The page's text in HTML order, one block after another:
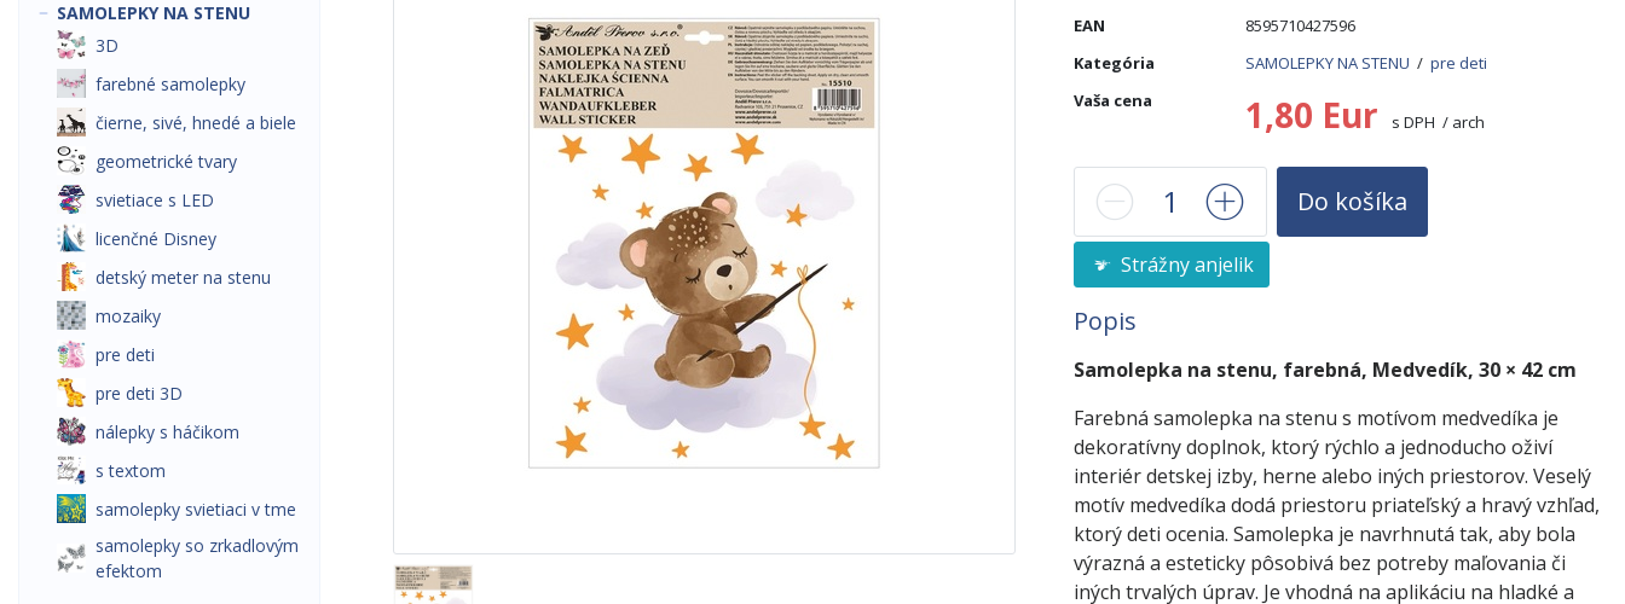
SAMOLEPKY NA STENU
3D
farebné samolepky
čierne, sivé, hnedé a biele
geometrické tvary
svietiace s LED
licenčné Disney
detský meter na stenu
mozaiky
pre deti
pre deti 3D
nálepky s háčikom
s textom
samolepky svietiaci v tme
samolepky so zrkadlovým
efektom
EAN
8595710427596
Kategória
SAMOLEPKY NA STENU / pre deti
Vaša cena
1,80 Eur s DPH / arch
Do košíka
Strážny anjelik
Popis
Samolepka na stenu, farebná, Medvedík, 30 × 42 cm
Farebná samolepka na stenu s motívom medvedíka je
dekoratívny doplnok, ktorý rýchlo a jednoducho oživí
interiér detskej izby, herne alebo iných priestorov. Veselý
motív medvedíka dodá priestoru priateľský a hravý vzhľad,
ktorý deti ocenia. Samolepka je navrhnutá tak, aby bola
výrazná a esteticky pôsobivá bez potreby maľovania či
iných trvalých úprav. Je vhodná na aplikáciu na hladké a